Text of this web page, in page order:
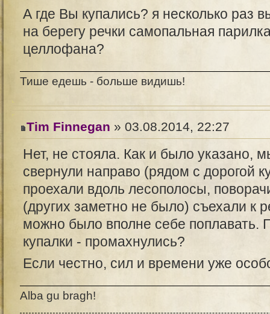
А где Вы купались? я несколько раз
на берегу речки самопальная
целлофана?
Тише едешь - больше видишь!
Tim Finnegan » 03.08.2014, 22:27
Нет, не стояла. Как и было указано,
свернули направо (рядом с дорогой
проехали вдоль лесополосы,
(других заметно не было) съехали к
можно было вполне себе поплавать.
купалки - промахнулись?
Если честно, сил и времени уже
Alba gu bragh!